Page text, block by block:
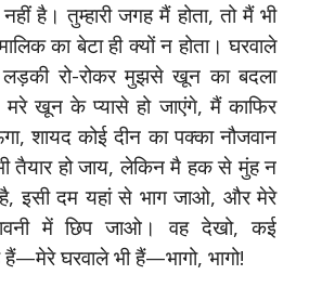
है। तुम्हारी जगह मैं होता, तो मैं भी
का बेटा ही क्यों न होता। घरवाले
रो-रोकर मुझसे खून का बदला
मरे खून के प्यासे हो जाएंगे, मैं काफिर
शायद कोई दीन का पक्का नौजवान
तैयार हो जाय, लेकिन मै हक से मुंह न
है, इसी दम यहां से भाग जाओ, और मेरे
में छिप जाओ। वह देखो, कई
घरवाले भी हैं—भागो, भागो!